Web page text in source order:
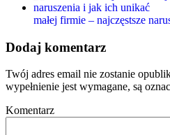
małej firmie – najczęstsze
Dodaj komentarz
Twój adres email nie zostanie
wypełnienie jest wymagane, są
Komentarz